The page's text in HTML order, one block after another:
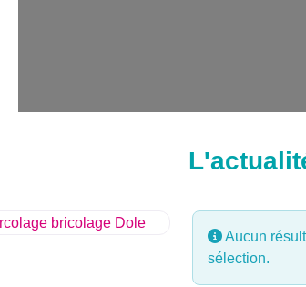
Aucun
sélection.